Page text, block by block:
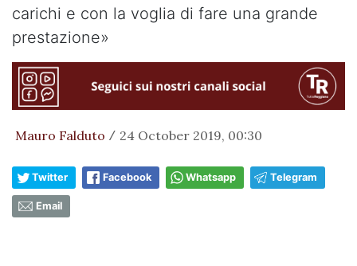
carichi e con la voglia di fare una grande
prestazione»
Mauro Falduto / 24 October 2019, 00:30
Twitter Facebook Whatsapp Telegram
Email